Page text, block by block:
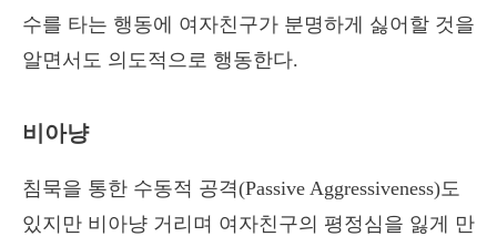
수를 타는 행동에 여자친구가 분명하게 싫어할 것을
알면서도 의도적으로 행동한다.
비아냥
침묵을 통한 수동적 공격(Passive Aggressiveness)도
있지만 비아냥 거리며 여자친구의 평정심을 잃게 만